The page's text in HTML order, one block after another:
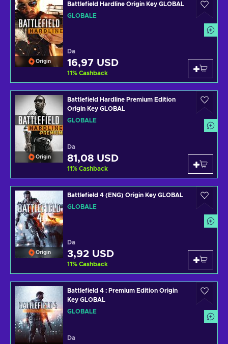
Origin
Battlefield Hardline Origin Key GLOBAL
GLOBALE
Da
16,97 USD
11% Cashback
Origin
Battlefield Hardline Premium Edition
Origin Key GLOBAL
GLOBALE
Da
81,08 USD
11% Cashback
Origin
Battlefield 4 (ENG) Origin Key GLOBAL
GLOBALE
Da
3,92 USD
11% Cashback
Battlefield 4 : Premium Edition Origin
Key GLOBAL
GLOBALE
Da